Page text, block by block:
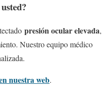
presión ocular elevada,
Nuestro equipo médico
nuestra web.